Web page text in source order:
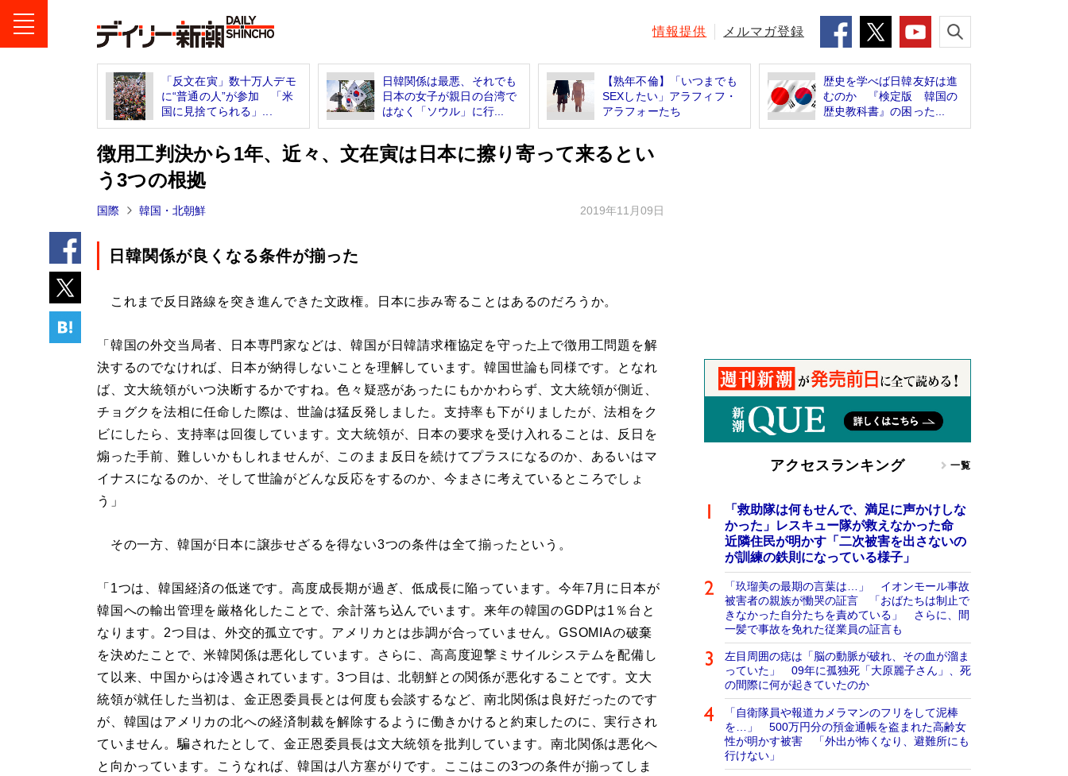
情報提供 メルマガ登録
「反文在寅」数十万人デモ
に“普通の人”が参加 「米
国に見捨てられる」...
日韓関係は最悪、それでも
日本の女子が親日の台湾で
はなく「ソウル」に行...
【熟年不倫】「いつまでも
SEXしたい」アラフィフ・
アラフォーたち
歴史を学べば日韓友好は進
むのか 『検定版 韓国の
歴史教科書』の困った...
徴用工判決から1年、近々、文在寅は日本に擦り寄って来るとい
う3つの根拠
国際 韓国・北朝鮮 2019年11月09日
日韓関係が良くなる条件が揃った
これまで反日路線を突き進んできた文政権。日本に歩み寄ることはあるのだろうか。
「韓国の外交当局者、日本専門家などは、韓国が日韓請求権協定を守った上で徴用工問題を解
決するのでなければ、日本が納得しないことを理解しています。韓国世論も同様です。となれ
ば、文大統領がいつ決断するかですね。色々疑惑があったにもかかわらず、文大統領が側近、
チョグクを法相に任命した際は、世論は猛反発しました。支持率も下がりましたが、法相をク
ビにしたら、支持率は回復しています。文大統領が、日本の要求を受け入れることは、反日を
煽った手前、難しいかもしれませんが、このまま反日を続けてプラスになるのか、あるいはマ
イナスになるのか、そして世論がどんな反応をするのか、今まさに考えているところでしょ
う」
その一方、韓国が日本に譲歩せざるを得ない3つの条件は全て揃ったという。
「1つは、韓国経済の低迷です。高度成長期が過ぎ、低成長に陥っています。今年7月に日本が
韓国への輸出管理を厳格化したことで、余計落ち込んでいます。来年の韓国のGDPは1％台と
なります。2つ目は、外交的孤立です。アメリカとは歩調が合っていません。GSOMIAの破棄
を決めたことで、米韓関係は悪化しています。さらに、高高度迎撃ミサイルシステムを配備し
て以来、中国からは冷遇されています。3つ目は、北朝鮮との関係が悪化することです。文大
統領が就任した当初は、金正恩委員長とは何度も会談するなど、南北関係は良好だったのです
が、韓国はアメリカの北への経済制裁を解除するように働きかけると約束したのに、実行され
ていません。騙されたとして、金正恩委員長は文大統領を批判しています。南北関係は悪化へ
と向かっています。こうなれば、韓国は八方塞がりです。ここはこの3つの条件が揃ってしま
アクセスランキング 一覧
「救助隊は何もせんで、満足に声かけしな
かった」レスキュー隊が救えなかった命
近隣住民が明かす「二次被害を出さないの
が訓練の鉄則になっている様子」
「玖瑠美の最期の言葉は…」 イオンモール事故
被害者の親族が慟哭の証言 「おばたちは制止で
きなかった自分たちを責めている」 さらに、間
一髪で事故を免れた従業員の証言も
左目周囲の痣は「脳の動脈が破れ、その血が溜ま
っていた」 09年に孤独死「大原麗子さん」、死
の間際に何が起きていたのか
「自衛隊員や報道カメラマンのフリをして泥棒
を…」 500万円分の預金通帳を盗まれた高齢女
性が明かす被害 「外出が怖くなり、避難所にも
行けない」